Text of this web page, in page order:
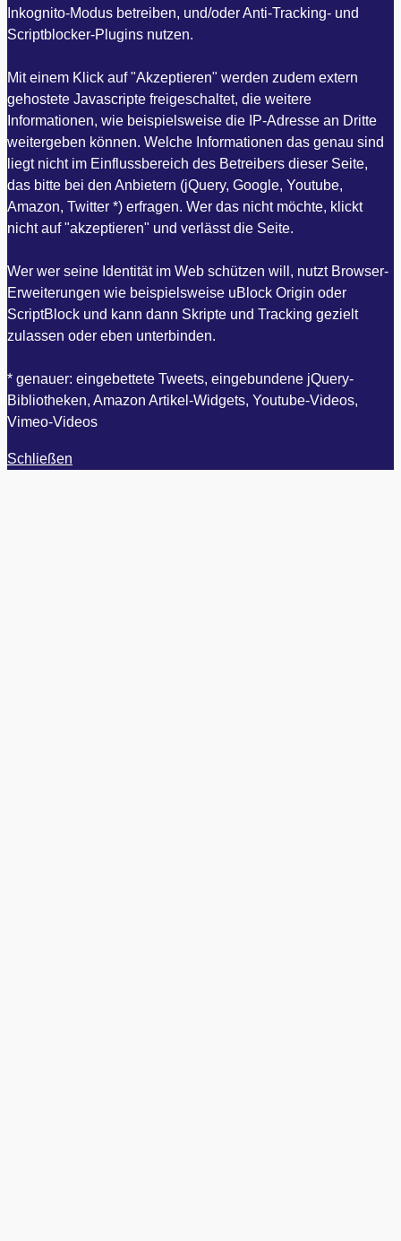
Inkognito-Modus betreiben, und/oder Anti-Tracking- und
Scriptblocker-Plugins nutzen.
Mit einem Klick auf "Akzeptieren" werden zudem extern
gehostete Javascripte freigeschaltet, die weitere
Informationen, wie beispielsweise die IP-Adresse an Dritte
weitergeben können. Welche Informationen das genau sind
liegt nicht im Einflussbereich des Betreibers dieser Seite,
das bitte bei den Anbietern (jQuery, Google, Youtube,
Amazon, Twitter *) erfragen. Wer das nicht möchte, klickt
nicht auf "akzeptieren" und verlässt die Seite.
Wer wer seine Identität im Web schützen will, nutzt Browser-
Erweiterungen wie beispielsweise uBlock Origin oder
ScriptBlock und kann dann Skripte und Tracking gezielt
zulassen oder eben unterbinden.
* genauer: eingebettete Tweets, eingebundene jQuery-
Bibliotheken, Amazon Artikel-Widgets, Youtube-Videos,
Vimeo-Videos
Schließen